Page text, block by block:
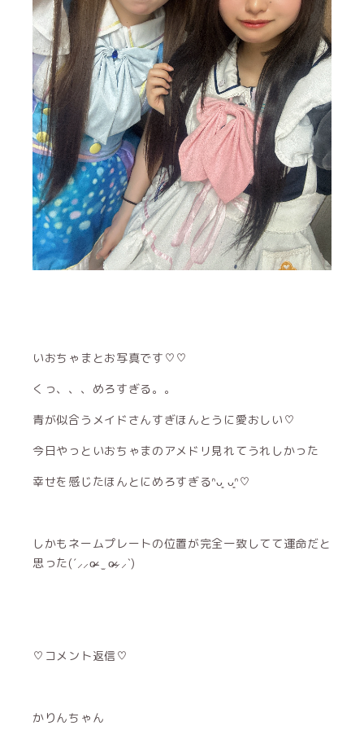
いおちゃまとお写真です♡♡
くっ、、、めろすぎる。。
青が似合うメイドさんすぎほんとうに愛おしい♡
今日やっといおちゃまのアメドリ見れてうれしかった
幸せを感じたほんとにめろすぎるᐢᴗ͈ ᴗ͈ᐢ♡
しかもネームプレートの位置が完全一致してて運命だと
思った(ˊ⸝⸝o̴̶̷ ̫ o̴̶̷⸝⸝ˋ)
♡コメント返信♡
かりんちゃん